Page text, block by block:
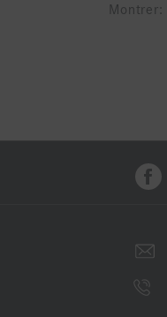
Montrer: